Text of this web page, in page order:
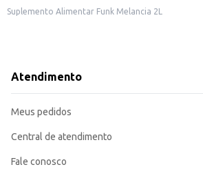
Suplemento Alimentar Funk Melancia 2L
Atendimento
Meus pedidos
Central de atendimento
Fale conosco